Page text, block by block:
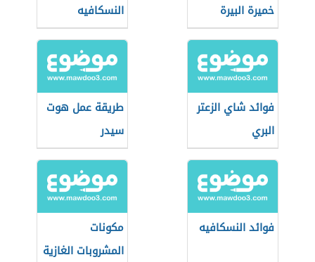
خميرة البيرة
النسكافيه
فوائد شاي الزعتر
البري
طريقة عمل هوت
سيدر
فوائد النسكافيه
مكونات
المشروبات الغازية